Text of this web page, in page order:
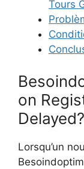
Tours
on
Delayed?
Lorsqu’un